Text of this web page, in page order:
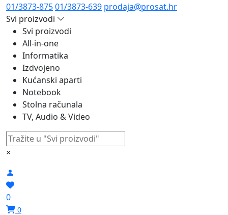
01/3873-87501/3873-639 prodaja@prosat.hr
Svi proizvodi
Svi proizvodi
All-in-one
Informatika
Izdvojeno
Kućanski aparti
Notebook
Stolna računala
TV, Audio & Video
×
0
0